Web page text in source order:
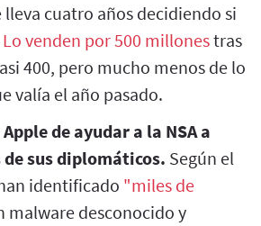
lleva cuatro años decidiendo si
Lo venden por 500 millonestras
400, pero mucho menos de lo
valía el año pasado.
de ayudar a la NSA a
sus diplomáticos. Según el
identificado "miles de
malware desconocido y